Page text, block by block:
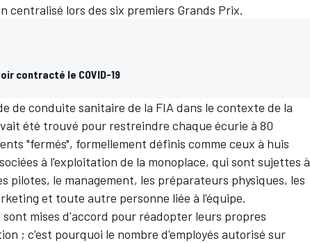
lors des six premiers Grands Prix.
contracté le COVID-19
de conduite sanitaire de la FIA dans le contexte de la
été trouvé pour restreindre chaque écurie à 80
"fermés", formellement définis comme ceux à huis
à l'exploitation de la monoplace, qui sont sujettes à
pilotes, le management, les préparateurs physiques, les
et toute autre personne liée à l'équipe.
sont mises d'accord pour réadopter leurs propres
; c'est pourquoi le nombre d'employés autorisé sur